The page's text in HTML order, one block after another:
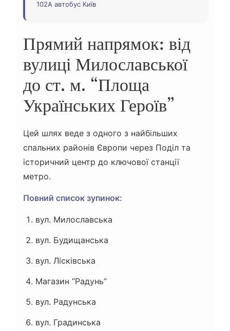
102А автобус Київ
Прямий напрямок: від
вулиці Милославської
до ст. м. “Площа
Українських Героїв”
Цей шлях веде з одного з найбільших
спальних районів Європи через Поділ та
історичний центр до ключової станції
метро.
Повний список зупинок:
вул. Милославська
вул. Будищанська
вул. Лісківська
Магазин “Радунь”
вул. Радунська
вул. Градинська